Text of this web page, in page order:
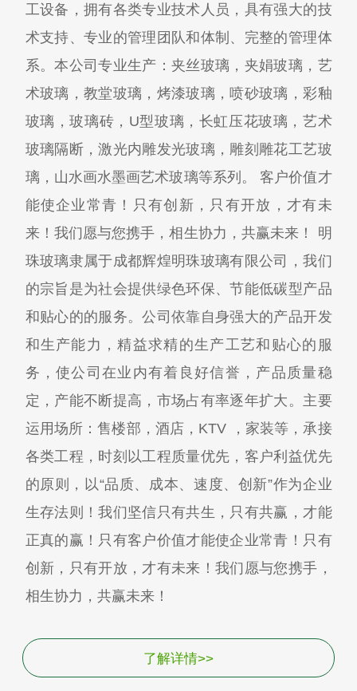
工设备，拥有各类专业技术人员，具有强大的技
术支持、专业的管理团队和体制、完整的管理体
系。本公司专业生产：夹丝玻璃，夹娟玻璃，艺
术玻璃，教堂玻璃，烤漆玻璃，喷砂玻璃，彩釉
玻璃，玻璃砖，U型玻璃，长虹压花玻璃，艺术
玻璃隔断，激光内雕发光玻璃，雕刻雕花工艺玻
璃，山水画水墨画艺术玻璃等系列。 客户价值才
能使企业常青！只有创新，只有开放，才有未
来！我们愿与您携手，相生协力，共赢未来！ 明
珠玻璃隶属于成都辉煌明珠玻璃有限公司，我们
的宗旨是为社会提供绿色环保、节能低碳型产品
和贴心的的服务。公司依靠自身强大的产品开发
和生产能力，精益求精的生产工艺和贴心的服
务，使公司在业内有着良好信誉，产品质量稳
定，产能不断提高，市场占有率逐年扩大。主要
运用场所：售楼部，酒店，KTV ，家装等，承接
各类工程，时刻以工程质量优先，客户利益优先
的原则，以“品质、成本、速度、创新”作为企业
生存法则！我们坚信只有共生，只有共赢，才能
正真的赢！只有客户价值才能使企业常青！只有
创新，只有开放，才有未来！我们愿与您携手，
相生协力，共赢未来！
了解详情>>